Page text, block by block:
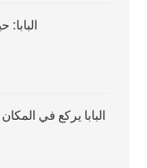
البابا:
البابا يركع في